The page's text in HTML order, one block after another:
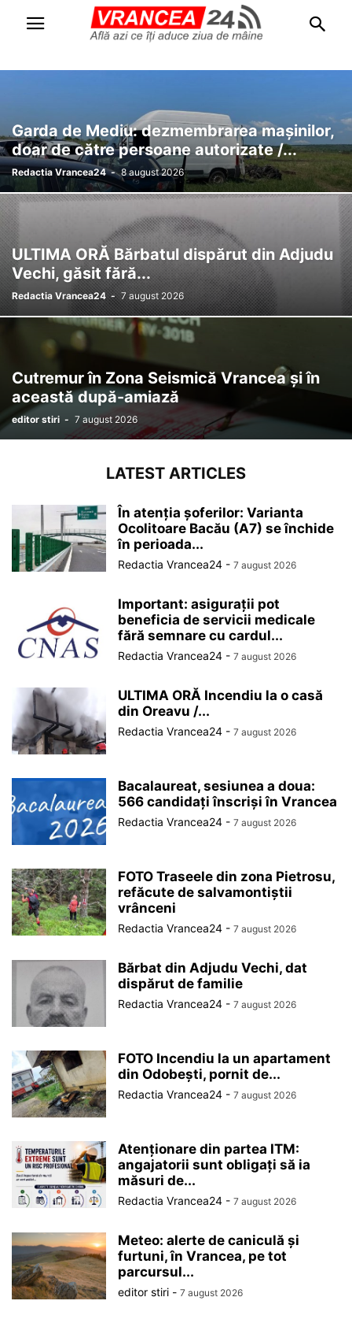
Garda de Mediu: dezmembrarea mașinilor,
doar de către persoane autorizate /...
Redactia Vrancea24 - 8 august 2026
ULTIMA ORĂ Bărbatul dispărut din Adjudu
Vechi, găsit fără...
Redactia Vrancea24 - 7 august 2026
Cutremur în Zona Seismică Vrancea și în
această după-amiază
editor stiri - 7 august 2026
LATEST ARTICLES
În atenția șoferilor: Varianta
Ocolitoare Bacău (A7) se închide
în perioada...
Redactia Vrancea24 - 7 august 2026
Important: asigurații pot
beneficia de servicii medicale
fără semnare cu cardul...
Redactia Vrancea24 - 7 august 2026
ULTIMA ORĂ Incendiu la o casă
din Oreavu /...
Redactia Vrancea24 - 7 august 2026
Bacalaureat, sesiunea a doua:
566 candidați înscriși în Vrancea
Redactia Vrancea24 - 7 august 2026
FOTO Traseele din zona Pietrosu,
refăcute de salvamontiștii
vrânceni
Redactia Vrancea24 - 7 august 2026
Bărbat din Adjudu Vechi, dat
dispărut de familie
Redactia Vrancea24 - 7 august 2026
FOTO Incendiu la un apartament
din Odobești, pornit de...
Redactia Vrancea24 - 7 august 2026
Atenționare din partea ITM:
angajatorii sunt obligați să ia
măsuri de...
Redactia Vrancea24 - 7 august 2026
Meteo: alerte de caniculă și
furtuni, în Vrancea, pe tot
parcursul...
editor stiri - 7 august 2026